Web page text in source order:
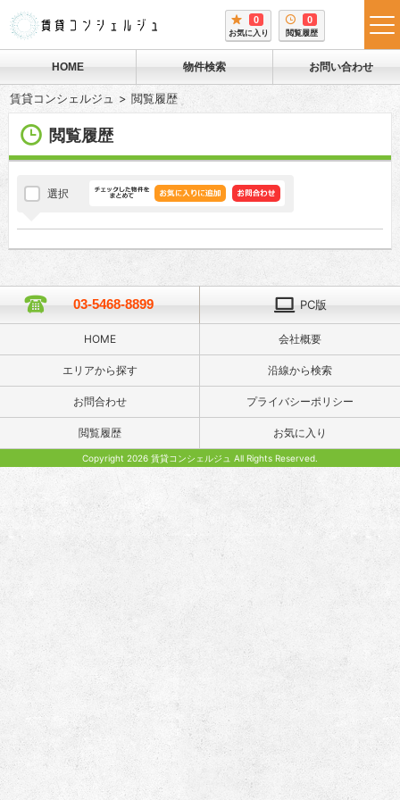
0
お気に入り
0
閲覧履歴
HOME 物件検索 お問い合わせ
賃貸コンシェルジュ 閲覧履歴
閲覧履歴
選択
03-5468-8899 PC版
HOME 会社概要
エリアから探す 沿線から検索
お問合わせ プライバシーポリシー
閲覧履歴 お気に入り
Copyright 2026 賃貸コンシェルジュ All Rights Reserved.